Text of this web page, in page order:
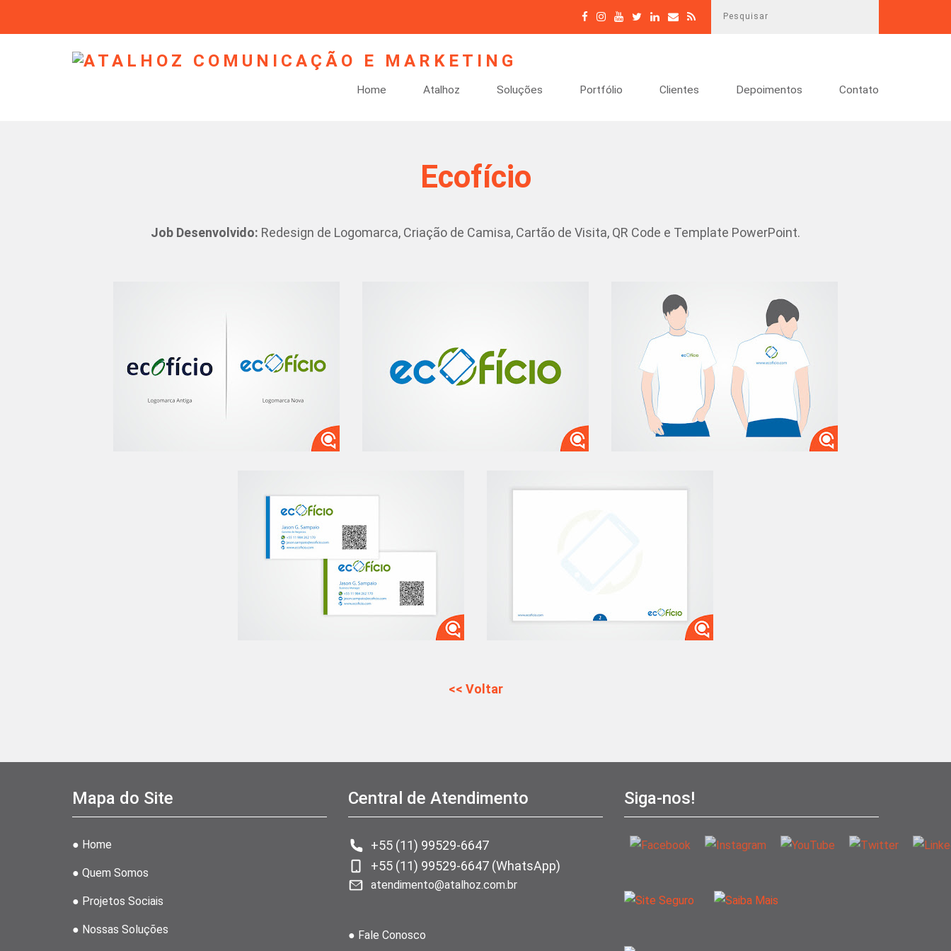
Home Atalhoz Soluções Portfólio Clientes Depoimentos Contato
Ecofício
Job Desenvolvido: Redesign de Logomarca, Criação de Camisa, Cartão de Visita, QR Code e Template PowerPoint.
<< Voltar
Mapa do Site
● Home
● Quem Somos
● Projetos Sociais
● Nossas Soluções
Central de Atendimento
+55 (11) 99529-6647
+55 (11) 99529-6647 (WhatsApp)
atendimento@atalhoz.com.br
● Fale Conosco
Siga-nos!